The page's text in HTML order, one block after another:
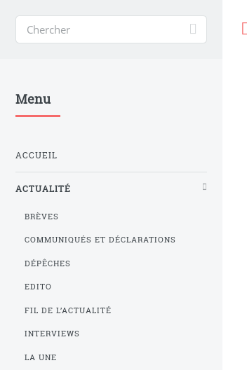
Menu
ACCUEIL
ACTUALITÉ
BRÈVES
COMMUNIQUÉS ET DÉCLARATIONS
DÉPÊCHES
EDITO
FIL DE L’ACTUALITÉ
INTERVIEWS
LA UNE